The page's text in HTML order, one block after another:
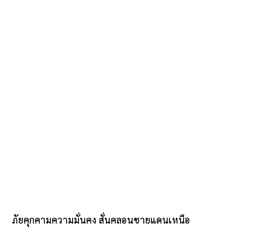
ภัยคุกคามความมั่นคง สั่นคลอนชายแดนเหนือ